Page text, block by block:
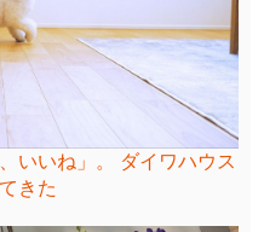
いいね」。 ダイワハウス
きた